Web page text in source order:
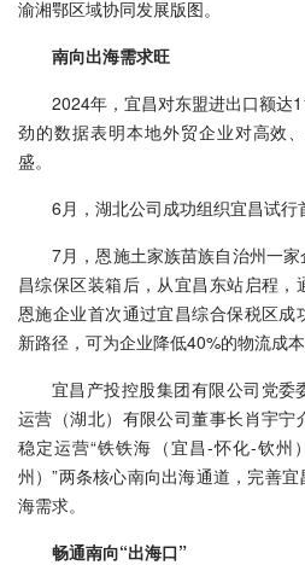
渝湘鄂区域协同发展版图。
南向出海需求旺
2024年，宜昌对东盟进出口额达
劲的数据表明本地外贸企业对高效
盛。
6月，湖北公司成功组织宜昌试行
7月，恩施土家族苗族自治州一
昌综保区装箱后，从宜昌东站启程
恩施企业首次通过宜昌综合保税区
新路径，可为企业降低40%的物流成本
宜昌产投控股集团有限公司党委
运营（湖北）有限公司董事长肖宇
稳定运营“铁铁海（宜昌-怀化-钦州
州）”两条核心南向出海通道，完善
海需求。
畅通南向“出海口”